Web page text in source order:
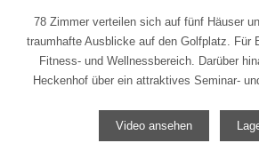
78 Zimmer verteilen sich auf fünf Häuser
traumhafte Ausblicke auf den Golfplatz. Für
Fitness- und Wellnessbereich. Darüber
Heckenhof über ein attraktives Seminar-
Video ansehen